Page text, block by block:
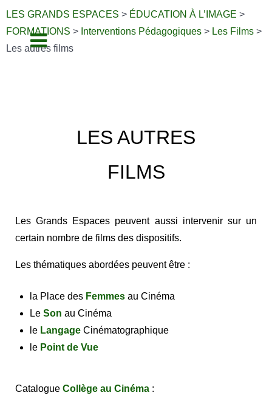
LES GRANDS ESPACES > ÉDUCATION À L’IMAGE >
FORMATIONS > Interventions Pédagogiques > Les Films >
Les autres films
LES AUTRES
FILMS
Les Grands Espaces peuvent aussi intervenir sur un
certain nombre de films des dispositifs.
Les thématiques abordées peuvent être :
la Place des Femmes au Cinéma
Le Son au Cinéma
le Langage Cinématographique
le Point de Vue
Catalogue Collège au Cinéma :